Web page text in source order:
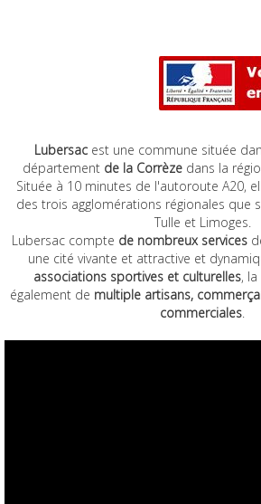
Lubersacest une commune située
département de la Corrèzedans la
Située à 10 minutes de l'autoroute A20,
des trois agglomérations régionales que
Tulle et Limoges.
Lubersac compte de nombreux services
une cité vivante et attractive et
associations sportives et culturelles,
également de multiple artisans,
commerciales.